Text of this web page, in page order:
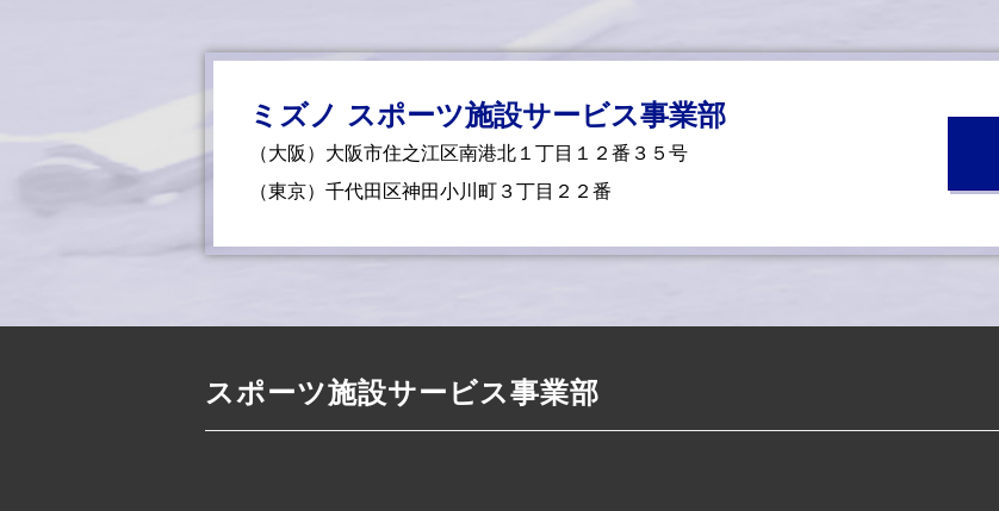
ミズノ スポーツ施設サービス事業部
（大阪）大阪市住之江区南港北１丁目１２番３５号
（東京）千代田区神田小川町３丁目２２番
スポーツ施設サービス事業部